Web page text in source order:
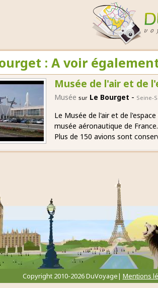
: A voir
Musée de l'air et de
Musée sur Le Bourget - Seine-
Le Musée de l'air et de
musée aéronautique de France.
Plus de 150 avions sont
Copyright 2010-2026 DuVoyage| Mentions